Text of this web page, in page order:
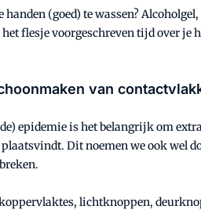
handen (goed) te wassen?
flesje voorgeschreven tijd over je
van
epidemie is het belangrijk om
Dit noemen we ook wel
lichtknoppen,